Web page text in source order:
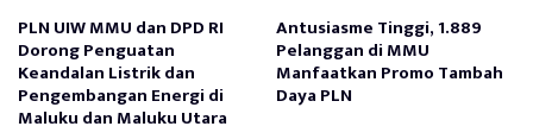
PLN UIW MMU dan DPD RI
Dorong Penguatan
Keandalan Listrik dan
Pengembangan Energi di
Maluku dan Maluku Utara
Antusiasme Tinggi, 1.889
Pelanggan di MMU
Manfaatkan Promo Tambah
Daya PLN